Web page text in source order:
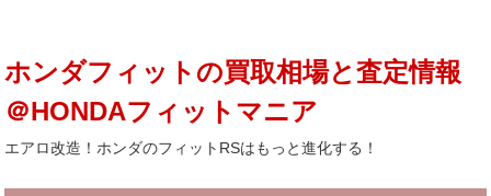
ホンダフィットの買取相場と査定情報
＠HONDAフィットマニア
エアロ改造！ホンダのフィットRSはもっと進化する！